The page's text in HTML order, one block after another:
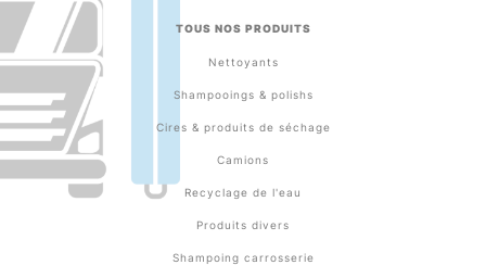
TOUS NOS PRODUITS
Nettoyants
Shampooings & polishs
Cires & produits de séchage
Camions
Recyclage de l'eau
Produits divers
Shampoing carrosserie